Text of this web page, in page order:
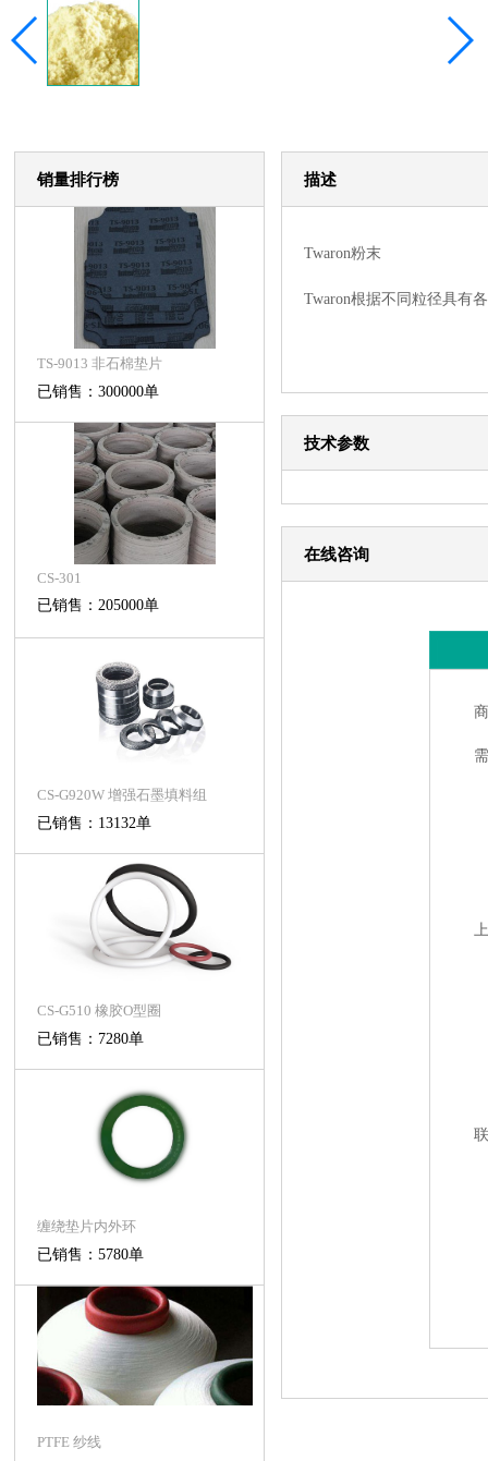
销量排行榜
TS-9013 非石棉垫片
已销售：300000单
CS-301
已销售：205000单
CS-G920W 增强石墨填料组
已销售：13132单
CS-G510 橡胶O型圈
已销售：7280单
缠绕垫片内外环
已销售：5780单
PTFE 纱线
描述
Twaron粉末
Twaron根据不同粒径具有
技术参数
在线咨询